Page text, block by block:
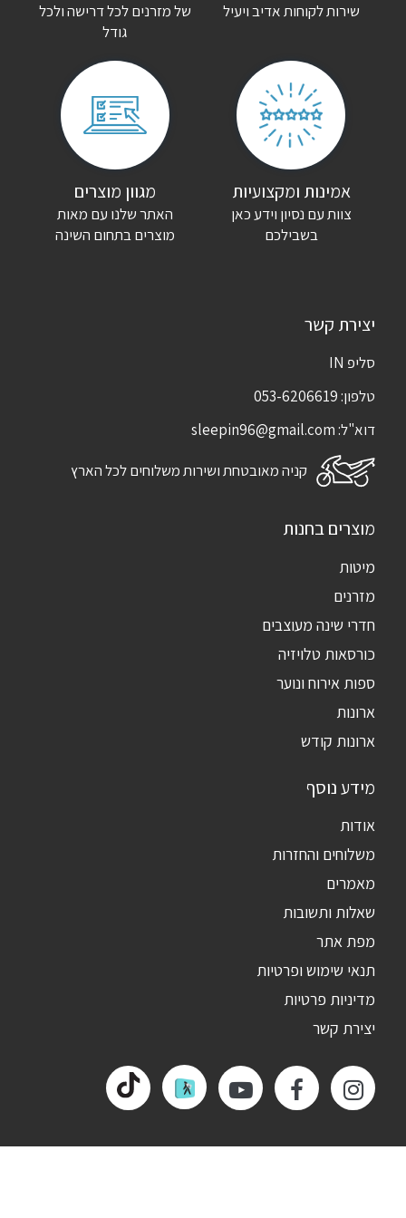
שירות לקוחות אדיב ויעיל
של מזרנים לכל דרישה ולכל
גודל
אמינות ומקצועיות
צוות עם נסיון וידע כאן
בשבילכם
מגוון מוצרים
האתר שלנו עם מאות
מוצרים בתחום השינה
יצירת קשר
סליפ IN
טלפון:053-6206619
דוא"ל:sleepin96@gmail.com
קניה מאובטחת ושירות משלוחים לכל הארץ
מוצרים בחנות
מיטות
מזרנים
חדרי שינה מעוצבים
כורסאות טלויזיה
ספות אירוח ונוער
ארונות
ארונות קודש
מידע נוסף
אודות
משלוחים והחזרות
מאמרים
שאלות ותשובות
מפת אתר
תנאי שימוש ופרטיות
מדיניות פרטיות
יצירת קשר